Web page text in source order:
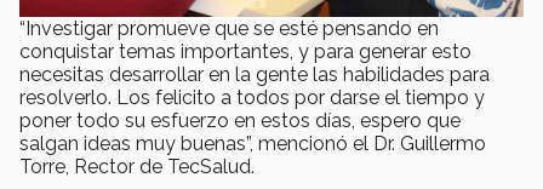
“Investigar promueve que se esté pensando en
conquistar temas importantes, y para generar esto
necesitas desarrollar en la gente las habilidades para
resolverlo. Los felicito a todos por darse el tiempo y
poner todo su esfuerzo en estos días, espero que
salgan ideas muy buenas”, mencionó el Dr. Guillermo
Torre, Rector de TecSalud.